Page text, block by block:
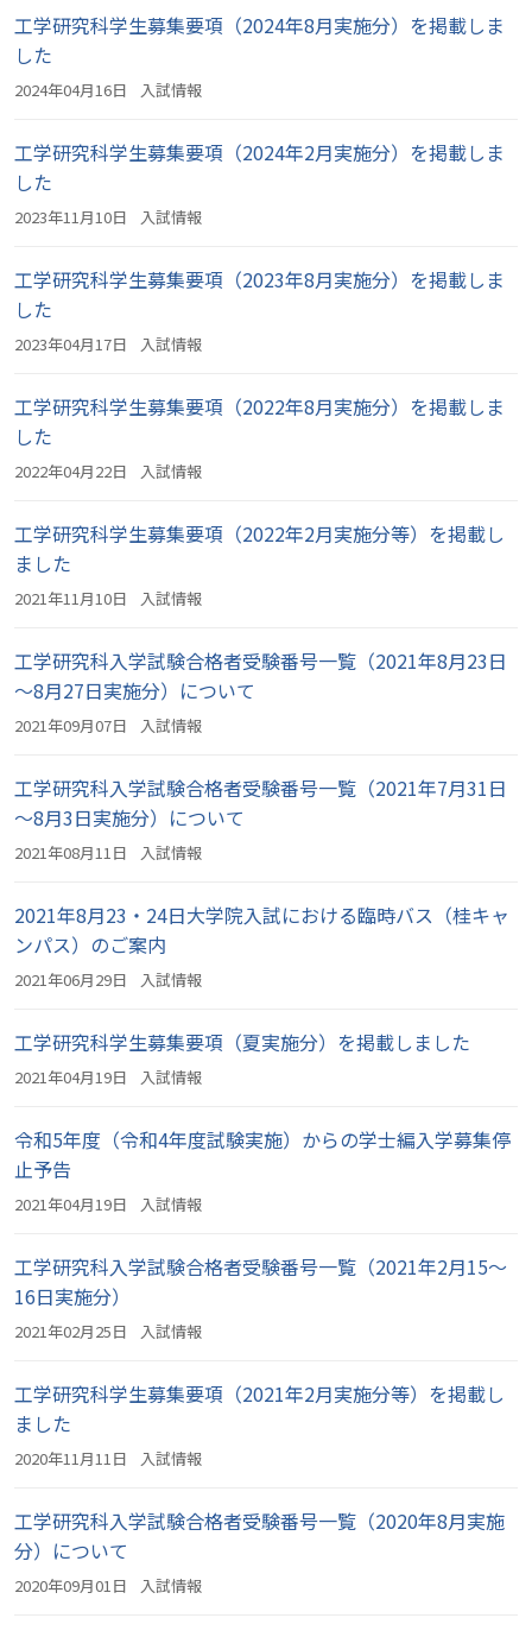
工学研究科学生募集要項（2024年8月実施分）を掲載しま
した
2024年04月16日 入試情報
工学研究科学生募集要項（2024年2月実施分）を掲載しま
した
2023年11月10日 入試情報
工学研究科学生募集要項（2023年8月実施分）を掲載しま
した
2023年04月17日 入試情報
工学研究科学生募集要項（2022年8月実施分）を掲載しま
した
2022年04月22日 入試情報
工学研究科学生募集要項（2022年2月実施分等）を掲載し
ました
2021年11月10日 入試情報
工学研究科入学試験合格者受験番号一覧（2021年8月23日
～8月27日実施分）について
2021年09月07日 入試情報
工学研究科入学試験合格者受験番号一覧（2021年7月31日
～8月3日実施分）について
2021年08月11日 入試情報
2021年8月23・24日大学院入試における臨時バス（桂キャ
ンパス）のご案内
2021年06月29日 入試情報
工学研究科学生募集要項（夏実施分）を掲載しました
2021年04月19日 入試情報
令和5年度（令和4年度試験実施）からの学士編入学募集停
止予告
2021年04月19日 入試情報
工学研究科入学試験合格者受験番号一覧（2021年2月15～
16日実施分）
2021年02月25日 入試情報
工学研究科学生募集要項（2021年2月実施分等）を掲載し
ました
2020年11月11日 入試情報
工学研究科入学試験合格者受験番号一覧（2020年8月実施
分）について
2020年09月01日 入試情報